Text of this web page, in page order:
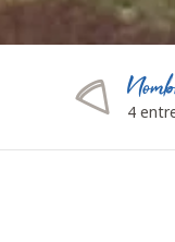
4